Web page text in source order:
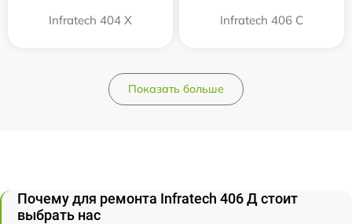
Infratech 404 Х Infratech 406 С
Показать больше
Почему для ремонта Infratech 406 Д стоит
выбрать нас